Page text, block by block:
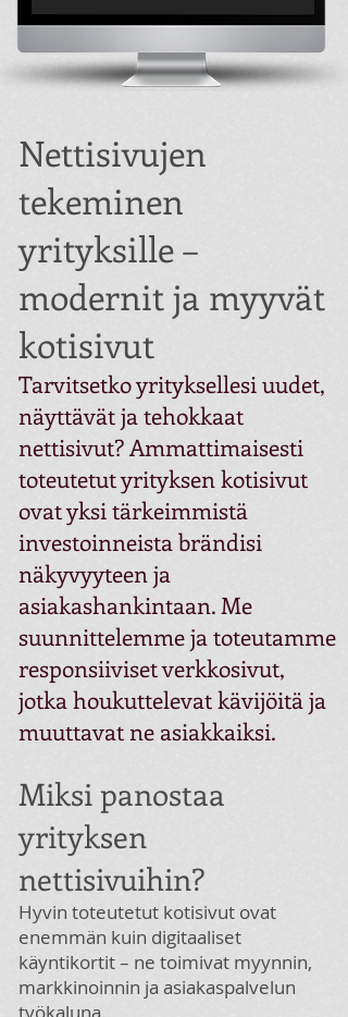
Nettisivujen
tekeminen
yrityksille –
modernit ja myyvät
kotisivut
Tarvitsetko yrityksellesi uudet,
näyttävät ja tehokkaat
nettisivut? Ammattimaisesti
toteutetut yrityksen kotisivut
ovat yksi tärkeimmistä
investoinneista brändisi
näkyvyyteen ja
asiakashankintaan. Me
suunnittelemme ja toteutamme
responsiiviset verkkosivut,
jotka houkuttelevat kävijöitä ja
muuttavat ne asiakkaiksi.
Miksi panostaa
yrityksen
nettisivuihin?
Hyvin toteutetut kotisivut ovat
enemmän kuin digitaaliset
käyntikortit – ne toimivat myynnin,
markkinoinnin ja asiakaspalvelun